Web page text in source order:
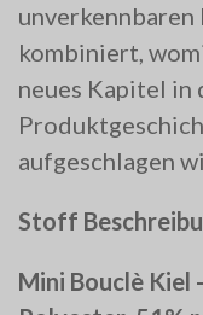
kombiniert,
neues Kapitel in
aufgeschlagen
Stoff
Mini Bouclè Kiel